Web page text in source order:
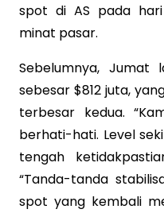
spot di AS pada
minat pasar.
Sebelumnya,
sebesar $812 juta,
terbesar kedua.
berhati-hati. Level
tengah
“Tanda-tanda
spot yang kembali